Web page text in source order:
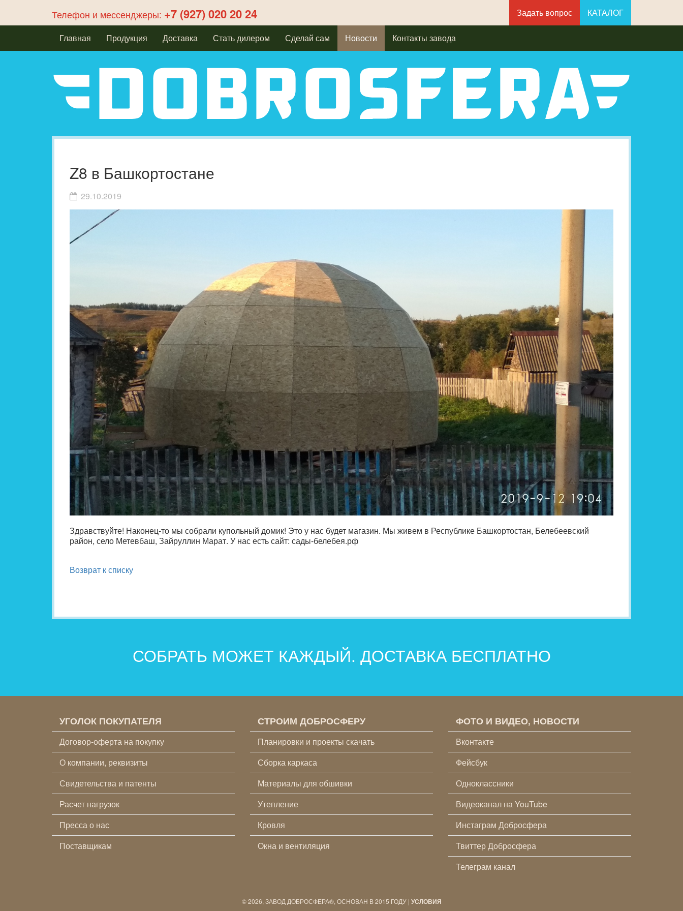
Телефон и мессенджеры: +7 (927) 020 20 24 Задать вопрос КАТАЛОГ
Главная Продукция Доставка Стать дилером Сделай сам Новости Контакты завода
Z8 в Башкортостане
29.10.2019
Здравствуйте! Наконец-то мы собрали купольный домик! Это у нас будет магазин. Мы живем в Республике Башкортостан, Белебеевский
район, село Метевбаш, Зайруллин Марат. У нас есть сайт: сады-белебея.рф
Возврат к списку
СОБРАТЬ МОЖЕТ КАЖДЫЙ. ДОСТАВКА БЕСПЛАТНО
УГОЛОК ПОКУПАТЕЛЯ
Договор-оферта на покупку
О компании, реквизиты
Свидетельства и патенты
Расчет нагрузок
Пресса о нас
Поставщикам
СТРОИМ ДОБРОСФЕРУ
Планировки и проекты скачать
Сборка каркаса
Материалы для обшивки
Утепление
Кровля
Окна и вентиляция
ФОТО И ВИДЕО, НОВОСТИ
Вконтакте
Фейсбук
Одноклассники
Видеоканал на YouTube
Инстаграм Добросфера
Твиттер Добросфера
Телеграм канал
© 2026, ЗАВОД ДОБРОСФЕРА®, ОСНОВАН В 2015 ГОДУ | УСЛОВИЯ